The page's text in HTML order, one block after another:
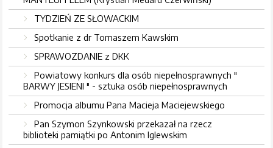
TYDZIEŃ ZE SŁOWACKIM
Spotkanie z dr Tomaszem Kawskim
SPRAWOZDANIE z DKK
Powiatowy konkurs dla osób niepełnosprawnych "
BARWY JESIENI " - sztuka osób niepełnosprawnych
Promocja albumu Pana Macieja Maciejewskiego
Pan Szymon Szynkowski przekazał na rzecz
biblioteki pamiątki po Antonim Iglewskim